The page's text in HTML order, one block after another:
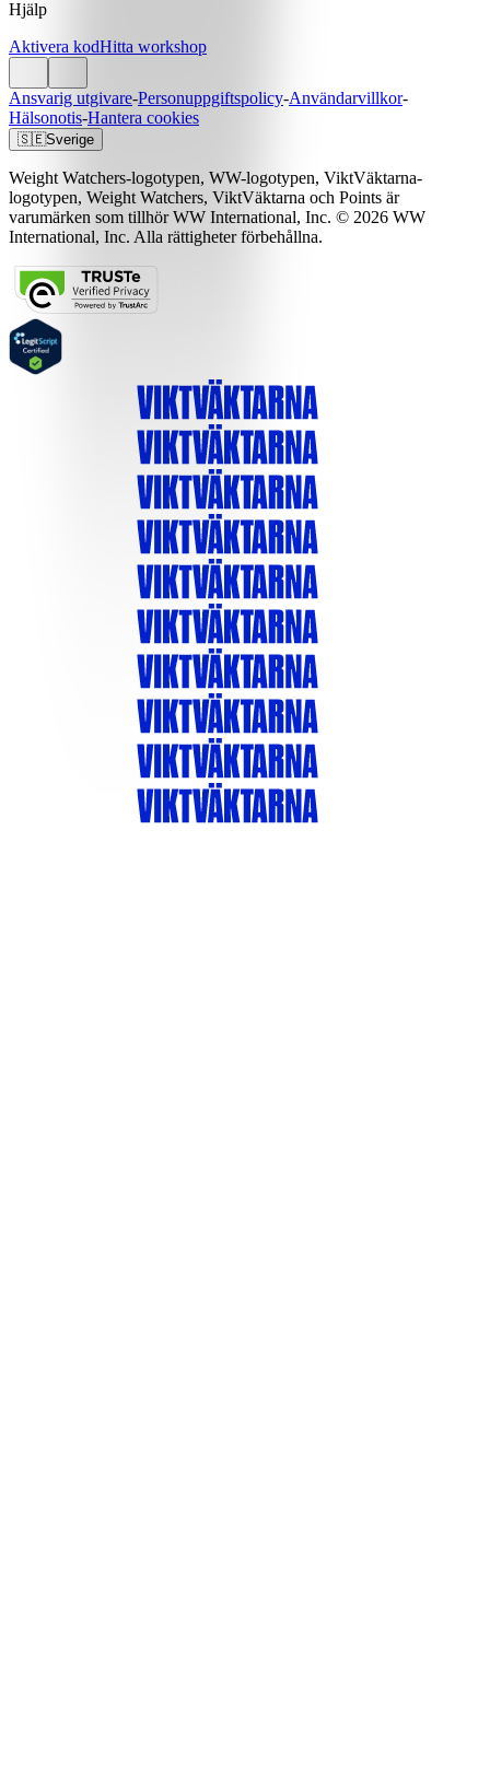
Hjälp
Aktivera kodHitta workshop
Ansvarig utgivare-Personuppgiftspolicy-Användarvillkor-
Hälsonotis-Hantera cookies
🇸🇪Sverige
Weight Watchers-logotypen, WW-logotypen, ViktVäktarna-
logotypen, Weight Watchers, ViktVäktarna och Points är
varumärken som tillhör WW International, Inc. © 2026 WW
International, Inc. Alla rättigheter förbehållna.